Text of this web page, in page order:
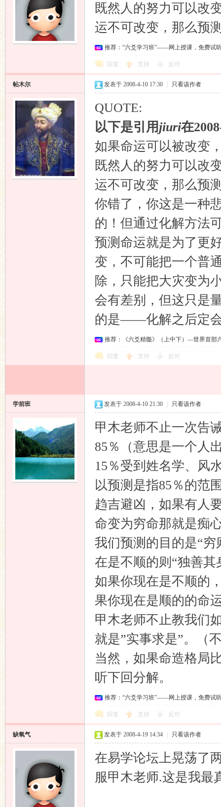
既然人的努力可以改
运不可改变，那么预
推荐：“六爻学习班”——网上授课，免费试
回复 支持 反对
帖木尔 发表于 2008-4-10 17:30 只看该作者
QUOTE:
以下是引用jiuri在
如果命运可以被改变
既然人的努力可以改
运不可改变，那么预
你错了，你这是一种
的！但通过化解方法
预测命运就是为了更
变，不可能把一个普
除，只能把大灾变为
会有差别，但这只是
的是——化解之后定
推荐：《六爻精髓》（上中下）—世界首部
回复 支持 反对
学前班 发表于 2008-4-10 21:30 只看该作者
甲木老师不止一次告
85％（意思是一个人
15％受到姓名学、风
以预测是指85％的范
趋吉避凶，如果有人
命变为穷命那就是痴
我们预测的目的是“
在是不顺的则“独善
如果你现在是不顺的
果你现在是顺的的命
甲木老师不止教我们
就是”实事求是”。（
当然，如果命造格局
听下回分解。
推荐：“六爻学习班”——网上授课，免费试
回复 支持 反对
缺氧气 发表于 2008-4-19 14:34 只看该作者
在易学论坛上晃荡了
服甲木老师.这是我最